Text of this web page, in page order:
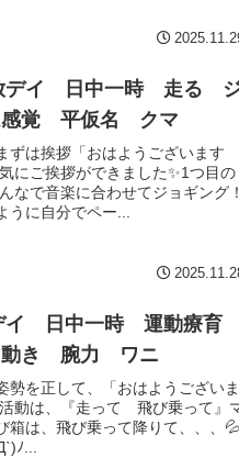
デイ 日中一時 走る
覚 平仮名 クマ
ずは挨拶「おはようございます
にご挨拶ができました✨1つ目の
なで音楽に合わせてジョギング！
うに自分でペー...
イ 日中一時 運動療育
動き 腕力 ワニ
を正して、「おはようございま
動は、『走って 飛び乗って』
箱は、飛び乗って降りて、、、💦
ﾉ...